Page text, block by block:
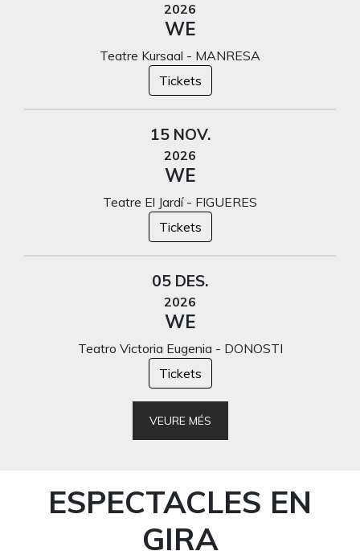
2026
WE
Teatre Kursaal - MANRESA
Tickets
15 NOV.
2026
WE
Teatre El Jardí - FIGUERES
Tickets
05 DES.
2026
WE
Teatro Victoria Eugenia - DONOSTI
Tickets
VEURE MÉS
ESPECTACLES EN
GIRA